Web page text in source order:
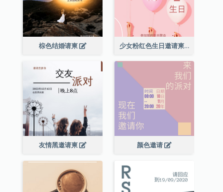
棕色结婚请柬 少女粉红色生日邀请柬
友情黑邀请柬 颜色邀请